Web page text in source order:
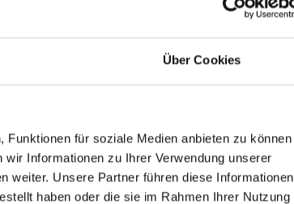
Über Cookies
für soziale Medien anbieten zu können
Informationen zu Ihrer Verwendung unserer
weiter. Unsere Partner führen diese Informationen
haben oder die sie im Rahmen Ihrer Nutzung